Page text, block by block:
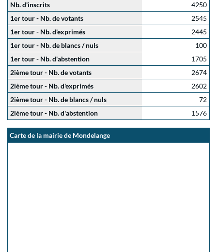
Nb. d'inscrits
4250
1er tour - Nb. de votants
2545
1er tour - Nb. d'exprimés
2445
1er tour - Nb. de blancs / nuls
100
1er tour - Nb. d'abstention
1705
2ième tour - Nb. de votants
2674
2ième tour - Nb. d'exprimés
2602
2ième tour - Nb. de blancs / nuls
72
2ième tour - Nb. d'abstention
1576
Carte de la mairie de Mondelange